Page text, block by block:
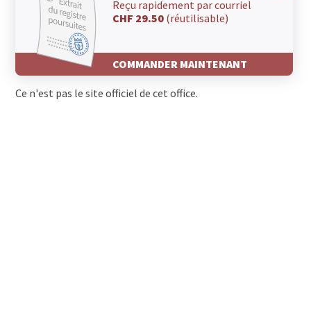
Reçu rapidement par courriel
CHF 29.50 (réutilisable)
COMMANDER MAINTENANT
Ce n'est pas le site officiel de cet office.